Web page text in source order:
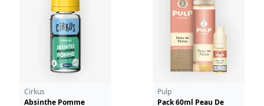
Cirkus
Absinthe Pomme
Pulp
Pack 60ml Peau De